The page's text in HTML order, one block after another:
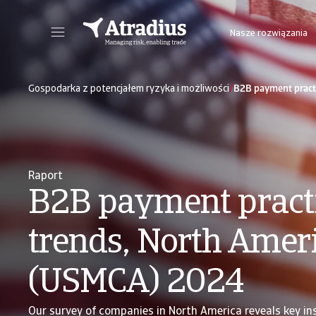
Nasze rozwiązania
Gospodarka z potencjałem ryzyka i możliwości/B2B payment
Raport
B2B payment
trends, North
(USMCA) 2024
Our survey of companies in North America reveals key